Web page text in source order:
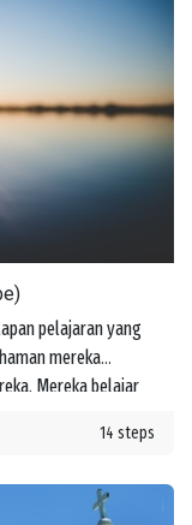
pelajaran yang
mereka
Mereka belajar
14 steps